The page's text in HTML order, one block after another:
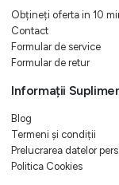
Obțineți oferta in 10
Contact
Formular de service
Formular de retur
Informații
Blog
Termeni și condiții
Prelucrarea datelor
Politica Cookies